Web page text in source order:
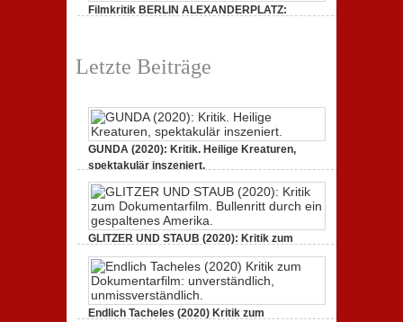
dreht
durch
Filmkritik BERLIN ALEXANDERPLATZ:
Letzte Beiträge
GUNDA (2020): Kritik. Heilige Kreaturen,
spektakulär inszeniert.
GUNDA
(2020):
Kritik.
Kreaturen,
spektakulär
GLITZER UND STAUB (2020): Kritik zum
Dokumentarfilm. Bullenritt durch ein
gespaltenes Amerika.
3. Oktober 2020,Keine Kommentarezu
UND
STAUB
Endlich Tacheles (2020) Kritik zum